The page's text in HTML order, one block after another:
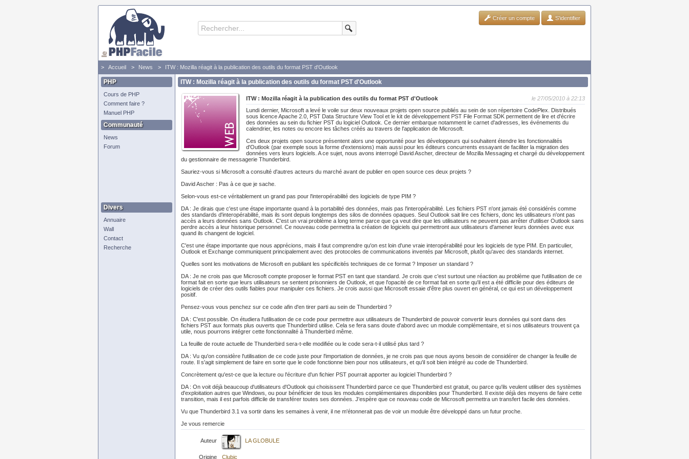
Créer un compte S'identifier
Accueil News ITW : Mozilla réagit à la publication des outils du format PST d'Outlook
PHP
Cours de PHP
Comment faire ?
Manuel PHP
Communauté
News
Forum
Divers
Annuaire
Wall
Contact
Recherche
ITW : Mozilla réagit à la publication des outils du format PST d'Outlook
le 27/05/2010 à 22:13
ITW : Mozilla réagit à la publication des outils du format PST d'Outlook
Lundi dernier, Microsoft a levé le voile sur deux nouveaux projets open source publiés au sein de son répertoire CodePlex. Distribués
sous licence Apache 2.0, PST Data Structure View Tool et le kit de développement PST File Format SDK permettent de lire et d'écrire
des données au sein du fichier PST du logiciel Outlook. Ce dernier embarque notamment le carnet d'adresses, les événements du
calendrier, les notes ou encore les tâches créés au travers de l'application de Microsoft.
Ces deux projets open source présentent alors une opportunité pour les développeurs qui souhaitent étendre les fonctionnalités
d'Outlook (par exemple sous la forme d'extensions) mais aussi pour les éditeurs concurrents essayant de faciliter la migration des
données vers leurs logiciels. A ce sujet, nous avons interrogé David Ascher, directeur de Mozilla Messaging et chargé du développement
du gestionnaire de messagerie Thunderbird.
Sauriez-vous si Microsoft a consulté d'autres acteurs du marché avant de publier en open source ces deux projets ?
David Ascher : Pas à ce que je sache.
Selon-vous est-ce véritablement un grand pas pour l'interopérabilité des logiciels de type PIM ?
DA : Je dirais que c'est une étape importante quand à la portabilité des données, mais pas l'interopérabilité. Les fichiers PST n'ont jamais été considérés comme
des standards d'interopérabilité, mais ils sont depuis longtemps des silos de données opaques. Seul Outlook sait lire ces fichiers, donc les utilisateurs n'ont pas
accès a leurs données sans Outlook. C'est un vrai problème a long terme parce que ça veut dire que les utilisateurs ne peuvent pas arrêter d'utiliser Outlook sans
perdre accès a leur historique personnel. Ce nouveau code permettra la création de logiciels qui permettront aux utilisateurs d'amener leurs données avec eux
quand ils changent de logiciel.
C'est une étape importante que nous apprécions, mais il faut comprendre qu'on est loin d'une vraie interopérabilité pour les logiciels de type PIM. En particulier,
Outlook et Exchange communiquent principalement avec des protocoles de communications inventés par Microsoft, plutôt qu'avec des standards internet.
Quelles sont les motivations de Microsoft en publiant les spécificités techniques de ce format ? Imposer un standard ?
DA : Je ne crois pas que Microsoft compte proposer le format PST en tant que standard. Je crois que c'est surtout une réaction au problème que l'utilisation de ce
format fait en sorte que leurs utilisateurs se sentent prisonniers de Outlook, et que l'opacité de ce format fait en sorte qu'il est a été difficile pour des éditeurs de
logiciels de créer des outils fiables pour manipuler ces fichiers. Je crois aussi que Microsoft essaie d'être plus ouvert en général, ce qui est un développement
positif.
Pensez-vous vous penchez sur ce code afin d'en tirer parti au sein de Thunderbird ?
DA : C'est possible. On étudiera l'utilisation de ce code pour permettre aux utilisateurs de Thunderbird de pouvoir convertir leurs données qui sont dans des
fichiers PST aux formats plus ouverts que Thunderbird utilise. Cela se fera sans doute d'abord avec un module complémentaire, et si nos utilisateurs trouvent ça
utile, nous pourrons intégrer cette fonctionnalité à Thunderbird même.
La feuille de route actuelle de Thunderbird sera-t-elle modifiée ou le code sera-t-il utilisé plus tard ?
DA : Vu qu'on considère l'utilisation de ce code juste pour l'importation de données, je ne crois pas que nous ayons besoin de considérer de changer la feuille de
route. Il s'agit simplement de faire en sorte que le code fonctionne bien pour nos utilisateurs, et qu'il soit bien intégré au code de Thunderbird.
Concrètement qu'est-ce que la lecture ou l'écriture d'un fichier PST pourrait apporter au logiciel Thunderbird ?
DA : On voit déjà beaucoup d'utilisateurs d'Outlook qui choisissent Thunderbird parce ce que Thunderbird est gratuit, ou parce qu'ils veulent utiliser des systèmes
d'exploitation autres que Windows, ou pour bénéficier de tous les modules complémentaires disponibles pour Thunderbird. Il existe déjà des moyens de faire cette
transition, mais il est parfois difficile de transférer toutes ses données. J'espère que ce nouveau code de Microsoft permettra un transfert facile des données.
Vu que Thunderbird 3.1 va sortir dans les semaines à venir, il ne m'étonnerait pas de voir un module être développé dans un futur proche.
Je vous remercie
Auteur LA GLOBULE
Origine Clubic